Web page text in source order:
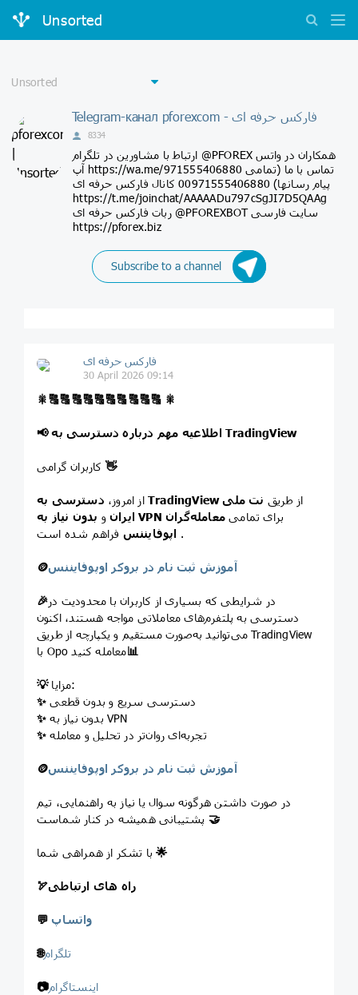
Unsorted
Telegram-канал pforexcom - فارکس حرفه ای
8334
ارتباط با مشاورین در تلگرام @PFOREX همکاران در واتس
آپ https://wa.me/971555406880 تماس با ما (تمامی
پیام رسانها) 00971555406880 کانال فارکس حرفه ای
https://t.me/joinchat/AAAAADu797cSgJI7D5QAAg
ربات فارکس حرفه ای @PFOREXBOT سایت فارسی
https://pforex.biz
Subscribe to a channel
فارکس حرفه ای
30 April 2026 09:14
🎇🔠🔠🔠🔠🔠🔠🔠🔠🔠🔠 🎇
📢 اطلاعیه مهم درباره دسترسی به TradingView
👋
از امروز،دسترسی به TradingView از طریق نت ملی
ایرانو بدون نیاز به VPN برای تمامی معامله‌گران
اپوفایننس فراهم شده است .
🪙آموزش ثبت نام در بروکر اوپوفایننس
🎉در شرایطی که بسیاری از کاربران با محدودیت در
دسترسی به پلتفرم‌های معاملاتی مواجه هستند، اکنون
می‌توانید به‌صورت مستقیم و یکپارچه از طریق TradingView
با Opo معامله کنید📊
💡
مزایا:
✨ دسترسی سریع و بدون قطعی
✨
بدون نیاز به VPN
✨ تجربه‌ای روان‌تر در تحلیل و معامله
🪙آموزش ثبت نام در بروکر اوپوفایننس
در صورت داشتن هرگونه سوال یا نیاز به راهنمایی، تیم
🤝
با تشکر از همراهی شما🌟
🏹راه های ارتباطی
💬 واتساپ
🌐تلگرام
📷اینستاگرام